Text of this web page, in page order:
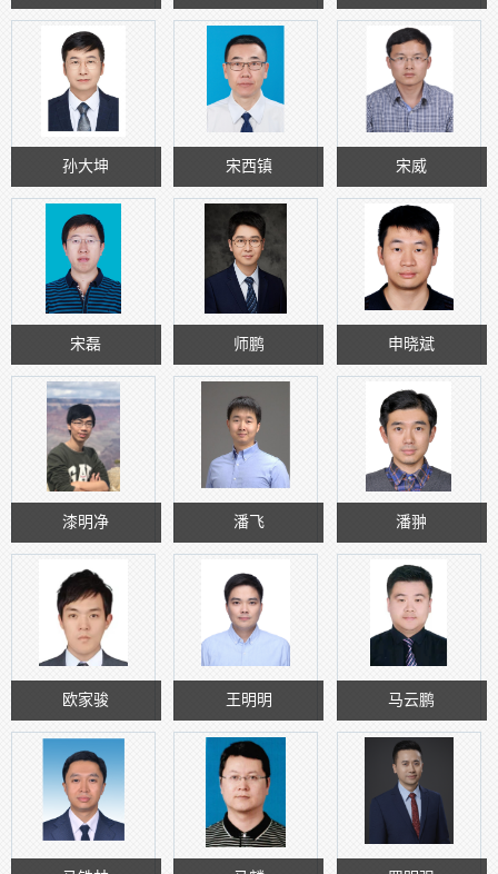
孙大坤 宋西镇 宋威
宋磊 师鹏 申晓斌
漆明净 潘飞 潘翀
欧家骏 王明明 马云鹏